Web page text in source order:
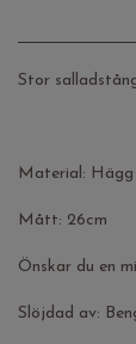
Stor
Material: Hägg
Mått: 26cm
Önskar du en
Slöjdad av: